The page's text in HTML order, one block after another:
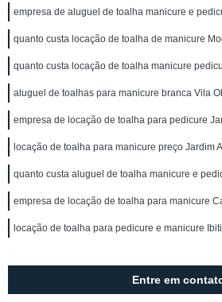
empresa de aluguel de toalha manicure e
quanto custa locação de toalha de manicure
quanto custa locação de toalha manicure
aluguel de toalhas para manicure branca Vila
empresa de locação de toalha para pedicure
locação de toalha para manicure preço Jardim
quanto custa aluguel de toalha manicure e
empresa de locação de toalha para manicure
locação de toalha para pedicure e manicure
Entre em